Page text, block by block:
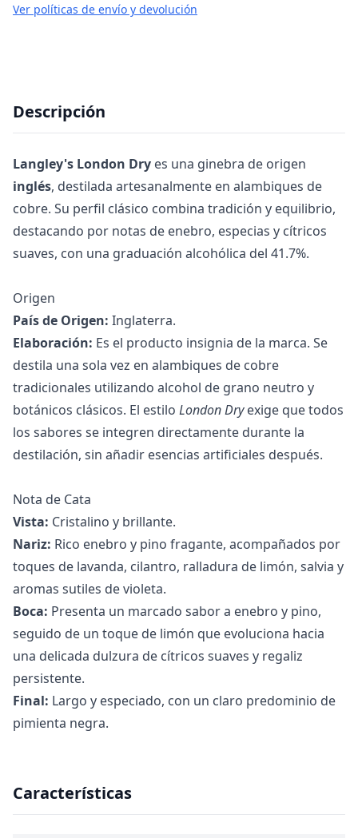
Ver políticas de envío y devolución
Descripción
Langley's London Dry es una ginebra de origen
inglés, destilada artesanalmente en alambiques de
cobre. Su perfil clásico combina tradición y equilibrio,
destacando por notas de enebro, especias y cítricos
suaves, con una graduación alcohólica del 41.7%.
Origen
País de Origen: Inglaterra.
Elaboración: Es el producto insignia de la marca. Se
destila una sola vez en alambiques de cobre
tradicionales utilizando alcohol de grano neutro y
botánicos clásicos. El estilo London Dryexige que todos
los sabores se integren directamente durante la
destilación, sin añadir esencias artificiales después.
Nota de Cata
Vista: Cristalino y brillante.
Nariz: Rico enebro y pino fragante, acompañados por
toques de lavanda, cilantro, ralladura de limón, salvia y
aromas sutiles de violeta.
Boca: Presenta un marcado sabor a enebro y pino,
seguido de un toque de limón que evoluciona hacia
una delicada dulzura de cítricos suaves y regaliz
persistente.
Final: Largo y especiado, con un claro predominio de
pimienta negra.
Características